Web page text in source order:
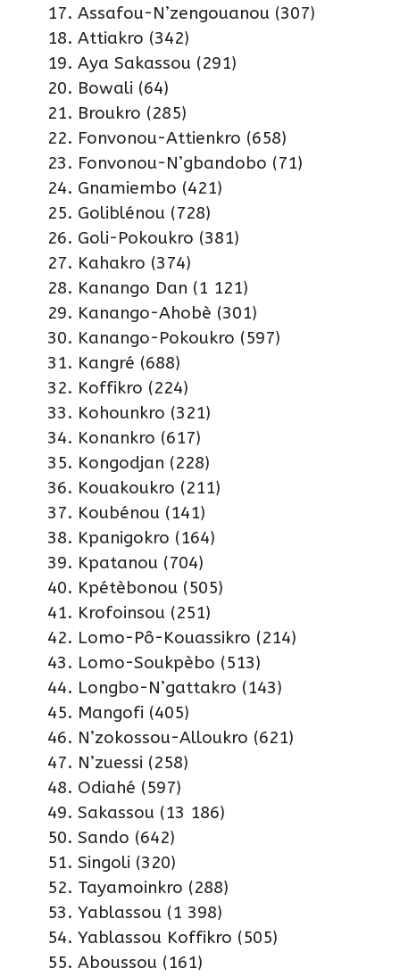
Assafou-N’zengouanou (307)
Attiakro (342)
Aya Sakassou (291)
Bowali (64)
Broukro (285)
Fonvonou-Attienkro (658)
Fonvonou-N’gbandobo (71)
Gnamiembo (421)
Goliblénou (728)
Goli-Pokoukro (381)
Kahakro (374)
Kanango Dan (1 121)
Kanango-Ahobè (301)
Kanango-Pokoukro (597)
Kangré (688)
Koffikro (224)
Kohounkro (321)
Konankro (617)
Kongodjan (228)
Kouakoukro (211)
Koubénou (141)
Kpanigokro (164)
Kpatanou (704)
Kpétèbonou (505)
Krofoinsou (251)
Lomo-Pô-Kouassikro (214)
Lomo-Soukpèbo (513)
Longbo-N’gattakro (143)
Mangofi (405)
N’zokossou-Alloukro (621)
N’zuessi (258)
Odiahé (597)
Sakassou (13 186)
Sando (642)
Singoli (320)
Tayamoinkro (288)
Yablassou (1 398)
Yablassou Koffikro (505)
Aboussou (161)